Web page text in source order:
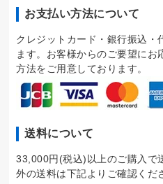
お支払い方法について
クレジットカード・銀行振込・
ます。お客様からのご要望に
方法をご用意しております。
送料について
33,000円(税込)以上のご購入で
外の送料は下記よりご確認くだ